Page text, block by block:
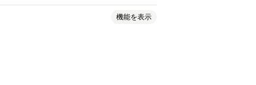
機能を表示